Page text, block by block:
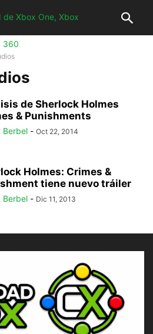
de Sherlock Holmes
& Punishments
Berbel - Oct 22, 2014
Holmes: Crimes &
tiene nuevo tráiler
Berbel - Dic 11, 2013